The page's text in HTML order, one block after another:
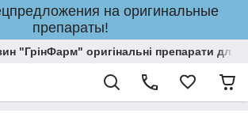
на оригинальные
препараты!
"ГрінФарм" оригінальні препарати для